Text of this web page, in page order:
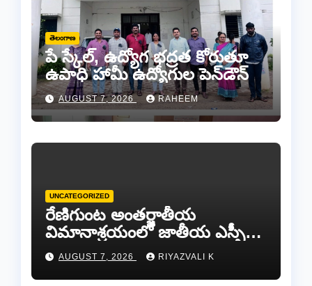
తెలంగాణ
పే స్కేల్, ఉద్యోగ భద్రత కోరుతూ
ఉపాధి హామీ ఉద్యోగుల పెన్‌డౌన్
AUGUST 7, 2026 RAHEEM
UNCATEGORIZED
రేణిగుంట అంతర్జాతీయ
విమానాశ్రయంలో జాతీయ ఎస్సీ
కమిషన్ చైర్మన్ కిషోర్ మక్వానాకు
ఘన స్వాగతం…​
AUGUST 7, 2026 RIYAZVALI K